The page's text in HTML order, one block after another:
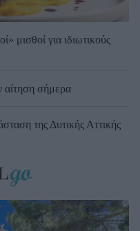
μισθοί για ιδιωτικούς
αίτηση σήμερα
της Δυτικής Αττικής